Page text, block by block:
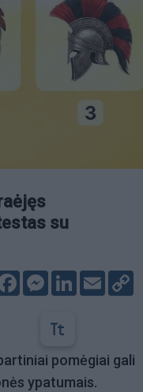
su
FacebookMessenger
LinkedIn
Email
pomėgiai gali
ypatumais.